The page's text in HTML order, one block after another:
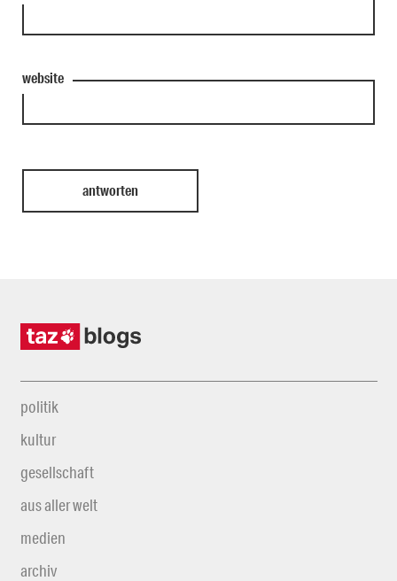
website
politik
kultur
gesellschaft
aus aller welt
medien
archiv